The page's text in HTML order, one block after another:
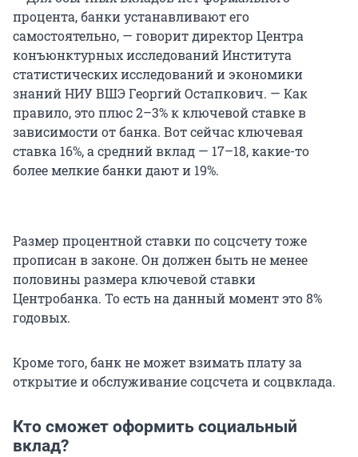
процента, банки устанавливают его
самостоятельно, — говорит директор Центра
конъюнктурных исследований Института
статистических исследований и экономики
знаний НИУ ВШЭ Георгий Остапкович. — Как
правило, это плюс 2–3% к ключевой ставке в
зависимости от банка. Вот сейчас ключевая
ставка 16%, а средний вклад — 17–18, какие-то
более мелкие банки дают и 19%.
Размер процентной ставки по соцсчету тоже
прописан в законе. Он должен быть не менее
половины размера ключевой ставки
Центробанка. То есть на данный момент это 8%
годовых.
Кроме того, банк не может взимать плату за
открытие и обслуживание соцсчета и соцвклада.
Кто сможет оформить социальный
вклад?